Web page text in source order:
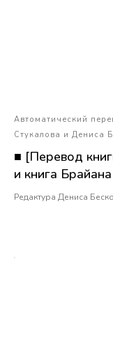
Автоматический
Стукалова и Дениса
■ [Перевод
и книга
Редактура Дениса